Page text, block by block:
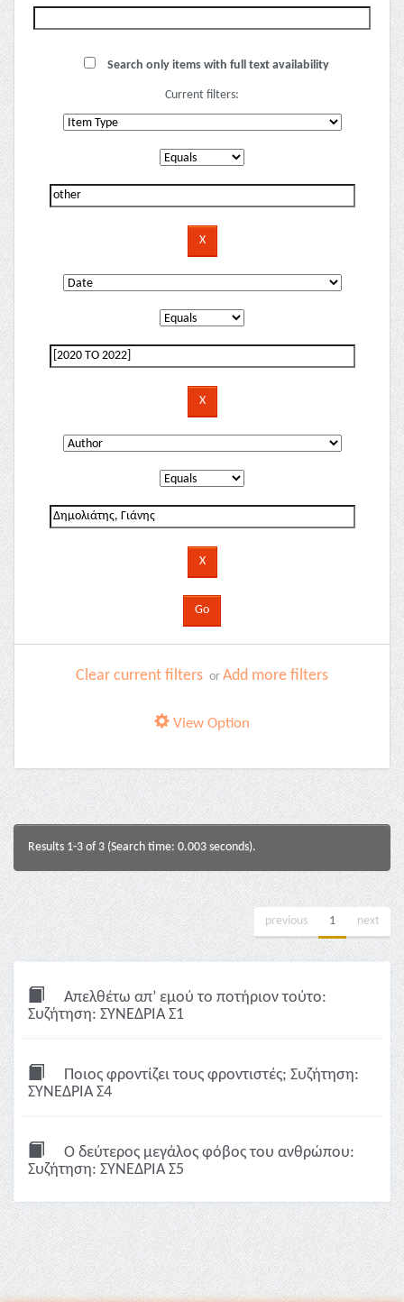
Search only items with full text availability
Current filters:
Clear current filters or Add more filters
View Option
Results 1-3 of 3 (Search time: 0.003 seconds).
previous 1 next
Απελθέτω απ’ εμού το ποτήριον τούτο:
Συζήτηση: ΣΥΝΕΔΡΙΑ Σ1
Ποιος φροντίζει τους φροντιστές; Συζήτηση:
ΣΥΝΕΔΡΙΑ Σ4
Ο δεύτερος μεγάλος φόβος του ανθρώπου:
Συζήτηση: ΣΥΝΕΔΡΙΑ Σ5